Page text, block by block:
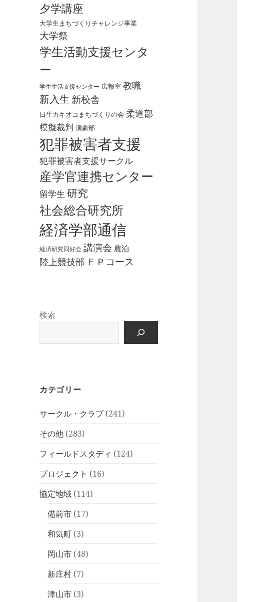
夕学講座
大学生まちづくりチャレンジ事業
大学祭
学生活動支援センタ
ー
学生生活支援センター 広報室 教職
新入生 新校舎
日生カキオコまちづくりの会 柔道部
模擬裁判 演劇部
犯罪被害者支援
犯罪被害者支援サークル
産学官連携センター
留学生 研究
社会総合研究所
経済学部通信
経済研究同好会 講演会 農泊
陸上競技部 ＦＰコース
検索
カテゴリー
サークル・クラブ (241)
その他 (283)
フィールドスタディ (124)
プロジェクト (16)
協定地域 (114)
備前市 (17)
和気町 (3)
岡山市 (48)
新庄村 (7)
津山市 (3)